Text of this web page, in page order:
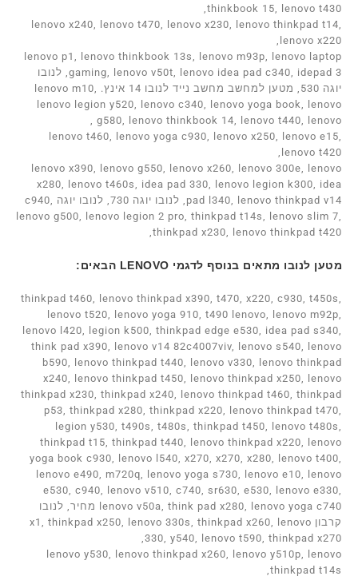
thinkbook 15, lenovo t430,
lenovo x240, lenovo t470, lenovo x230, lenovo thinkpad t14,
lenovo x220,
lenovo p1, lenovo thinkbook 13s, lenovo m93p, lenovo laptop
gaming, lenovo v50t, lenovo idea pad c340, idepad 3, לנובו
יוגה 530, מטען למחשב מחשב נייד לנובו 14 אינץ. lenovo m10,
lenovo legion y520, lenovo c340, lenovo yoga book, lenovo
g580, lenovo thinkbook 14, lenovo t440, lenovo ,
lenovo t460, lenovo yoga c930, lenovo x250, lenovo e15,
lenovo t420,
lenovo x390, lenovo g550, lenovo x260, lenovo 300e, lenovo
x280, lenovo t460s, idea pad 330, lenovo legion k300, idea
pad l340, lenovo thinkpad v14, לנובו יוגה 730, לנובו יוגה c940,
lenovo g500, lenovo legion 2 pro, thinkpad t14s, lenovo slim 7,
thinkpad x230, lenovo thinkpad t420,
מטען לנובו מתאים בנוסף לדגמי LENOVO הבאים:
thinkpad t460, lenovo thinkpad x390, t470, x220, c930, t450s,
lenovo t520, lenovo yoga 910, t490 lenovo, lenovo m92p,
lenovo l420, legion k500, thinkpad edge e530, idea pad s340,
think pad x390, lenovo v14 82c4007viv, lenovo s540, lenovo
b590, lenovo thinkpad t440, lenovo v330, lenovo thinkpad
x240, lenovo thinkpad t450, lenovo thinkpad x250, lenovo
thinkpad x230, thinkpad x240, lenovo thinkpad t460, thinkpad
p53, thinkpad x280, thinkpad x220, lenovo thinkpad t470,
legion y530, t490s, t480s, thinkpad t450, lenovo t480s,
thinkpad t15, thinkpad t440, lenovo thinkpad x220, lenovo
yoga book c930, lenovo l540, x270, x270, x280, lenovo t400,
lenovo e490, m720q, lenovo yoga s730, lenovo e10, lenovo
e530, c940, lenovo v510, c740, sr630, e530, lenovo e330,
lenovo v50a, think pad x280, lenovo yoga c740 מחיר, לנובו
קרבון x1, thinkpad x250, lenovo 330s, thinkpad x260, lenovo
330, y540, lenovo t590, thinkpad x270,
lenovo y530, lenovo thinkpad x260, lenovo y510p, lenovo
thinkpad t14s,